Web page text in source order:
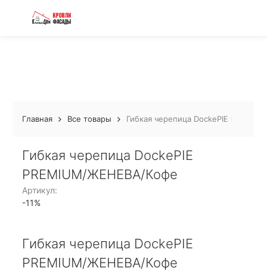
Главная Все товары Гибкая черепица DockePIE
Гибкая черепица DockePIE
PREMIUM/ЖЕНЕВА/Кофе
Артикул:
-11%
Гибкая черепица DockePIE
PREMIUM/ЖЕНЕВА/Кофе